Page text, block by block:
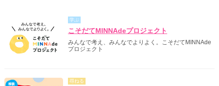
学ぶ
こそだてMINNAdeプロジェクト
みんなで考え、みんなでよりよく。こそだてMINNAde
プロジェクト
尋ねる